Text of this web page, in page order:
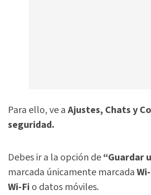
Para ello, ve aAjustes, Chats y
seguridad.
Debes ir a la opción de“Guardar
marcada únicamente marcada
Wi-Fi o datos móviles.